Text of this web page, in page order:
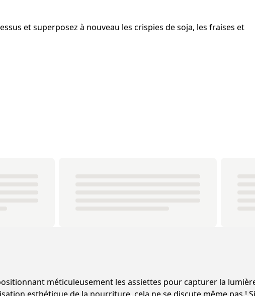
et superposez à nouveau les crispies de soja, les fraises et
méticuleusement les assiettes pour capturer la